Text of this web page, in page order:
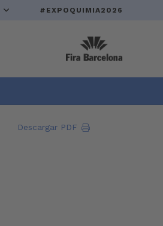
#EXPOQUIMIA2026
Descargar PDF